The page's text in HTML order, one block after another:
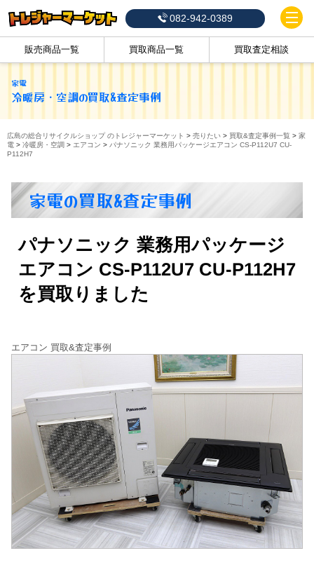
082-942-0389
販売商品一覧 買取商品一覧 買取査定相談
家電
冷暖房・空調の買取&査定事例
広島の総合リサイクルショップ のトレジャーマーケット > 売りたい> 買取&査定事例一覧 > 家
電> 冷暖房・空調 > エアコン > パナソニック 業務用パッケージエアコン CS-P112U7 CU-
P112H7
家電の買取&査定事例
パナソニック 業務用パッケージ
エアコン CS-P112U7 CU-P112H7
を買取りました
エアコン 買取&査定事例